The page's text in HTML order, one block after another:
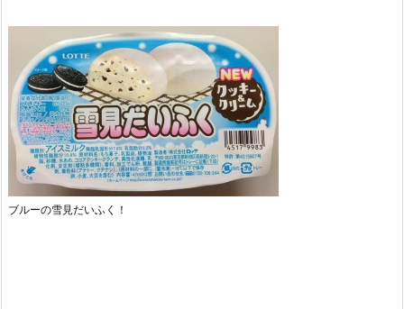
ブルーの雪見だいふく！